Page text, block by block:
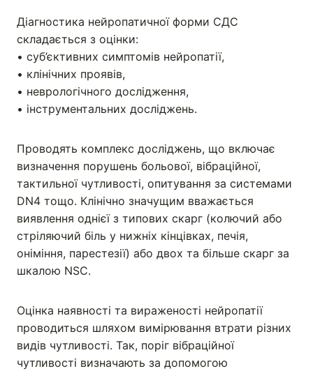
Діагностика нейропатичної форми СДС
складається з оцінки:
• суб’єктивних симптомів нейропатії,
• клінічних проявів,
• неврологічного дослідження,
• інструментальних досліджень.
Проводять комплекс досліджень, що включає
визначення порушень больової, вібраційної,
тактильної чутливості, опитування за системами
DN4 тощо. Клінічно значущим вважається
виявлення однієї з типових скарг (колючий або
стріляючий біль у нижніх кінцівках, печія,
оніміння, парестезії) або двох та більше скарг за
шкалою NSC.
Оцінка наявності та вираженості нейропатії
проводиться шляхом вимірювання втрати різних
видів чутливості. Так, поріг вібраційної
чутливості визначають за допомогою